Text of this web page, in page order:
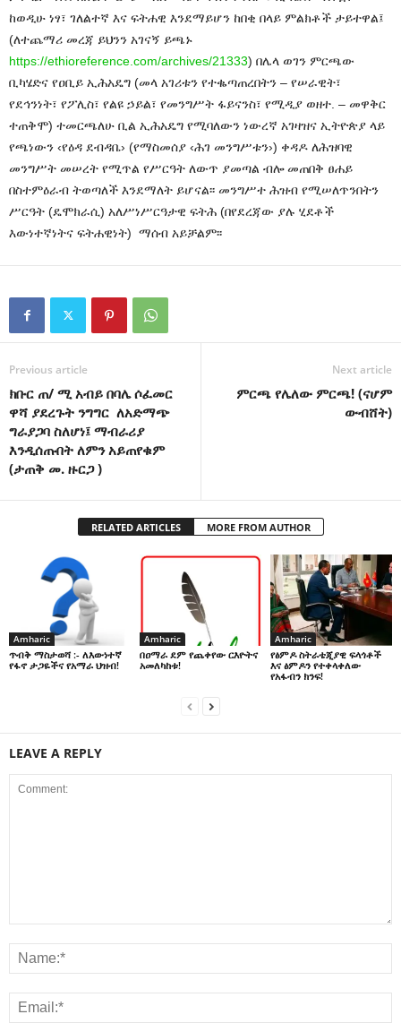
ከወዲሁ ነፃ፣ ገለልተኛ እና ፍትሐዊ እንደማይሆን ከበቂ በላይ ምልክቶች ታይተዋል፤
(ለተጨማሪ መረጃ ይህንን አገናኝ ይጫኑ
https://ethioreference.com/archives/21333) በሌላ ወገን ምርጫው
ቢካሄድና የዐቢይ ኢሕአዴግ (መላ አገሪቱን የተቈጣጠረበትን – የሠራዊት፣
የደኅንነት፣ የፖሊስ፣ የልዩ ኃይል፣ የመንግሥት ፋይናንስ፣ የሚዲያ ወዘተ. – መዋቅር
ተጠቅሞ) ተመርጫለሁ ቢል ኢሕአዴግ የሚባለውን ነውረኛ አገዛዝና ኢትዮጵያ ላይ
የጫነውን ‹የዕዳ ደብዳቤ› (የማስመሰያ ‹ሕገ መንግሥቱን›) ቀዳዶ ለሕዝባዊ
መንግሥት መሠረት የሚጥል የሥርዓት ለውጥ ያመጣል ብሎ መጠበቅ ፀሐይ
በስተምዕራብ ትወጣለች እንደማለት ይሆናል፡፡ መንግሥተ ሕዝብ የሚሠለጥንበትን
ሥርዓት (ዴሞክራሲ) አለሥነሥርዓታዊ ፍትሕ (በየደረጃው ያሉ ሂደቶች
እውነተኛነትና ፍትሐዊነት) ማሰብ አይቻልም፡፡
Previous article
ክቡር ጠ/ ሚ አብይ በባሌ ሶፈመር
ዋሻ ያደረጉት ንግግር ለአድማጭ
ግራያጋባ ስለሆነ፤ ማብራሪያ
እንዲሰጡበት ለምን አይጠየቁም
(ታጠቅ መ. ዙርጋ )
Next article
ምርጫ የሌለው ምርጫ! (ናሆም
ውብሸት)
RELATED ARTICLES MORE FROM AUTHOR
Amharic
ጥብቅ ማስታወሻ :- ለእውነተኛ
የፋኖ ታጋዬችና የአማራ ህዝብ!
Amharic
በዐማራ ደም የጨቀየው ርእዮትና
አመለካከቱ!
Amharic
የፅምዶ ስትራቴጂያዊ ፍላጎቶች
እና ፅምዶን የተቀላቀለው
የአፋብን ክንፍ!
LEAVE A REPLY